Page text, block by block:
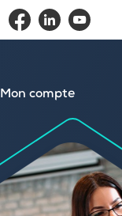
Mon compte